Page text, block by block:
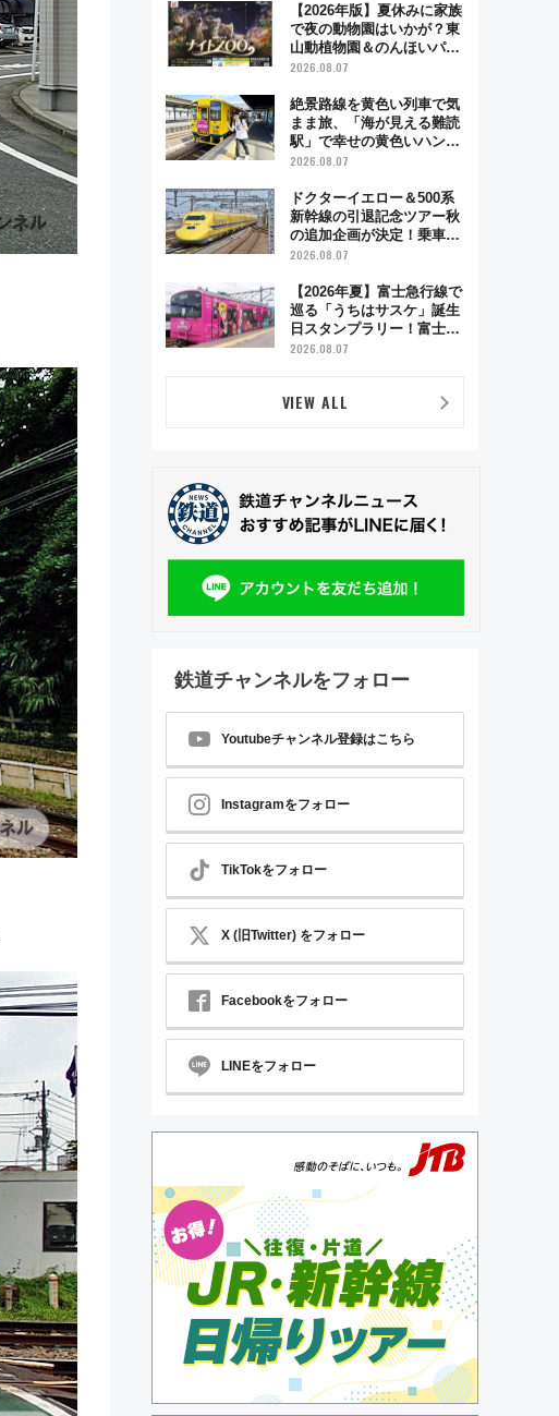
点まとめ
【2026年版】夏休みに家族
で夜の動物園はいかが？東
山動植物園＆のんほいパー
ク「ナイトZOO」開催情報
2026.08.07
絶景路線を黄色い列車で気
まま旅、「海が見える難読
駅」で幸せの黄色いハンカ
チに願いを 「新・鉄道ひ
「島原鉄道」
2026.08.07
ドクターイエロー＆500系
新幹線の引退記念ツアー秋
の追加企画が決定！乗車体
験やグッズ・ホテル情報ま
2026.08.07
【2026年夏】富士急行線で
巡る「うちはサスケ」誕生
日スタンプラリー！富士急
ハイランド限定グルメ＆グ
2026.08.07
VIEW ALL
鉄道チャンネルをフォロー
Youtubeチャンネル登録はこちら
Instagramをフォロー
TikTokをフォロー
X (旧Twitter) をフォロー
Facebookをフォロー
LINEをフォロー